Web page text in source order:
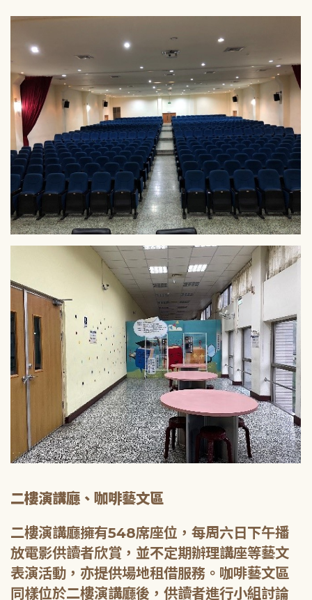
二樓演講廳、咖啡藝文區
二樓演講廳擁有548席座位，每周六日下午播
放電影供讀者欣賞，並不定期辦理講座等藝文
表演活動，亦提供場地租借服務。咖啡藝文區
同樣位於二樓演講廳後，供讀者進行小組討論